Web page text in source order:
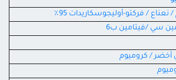
نعناع / فركتو-أوليجوسكاريدات 95٪
سي /فيتامين ب6
أخضر / كروميوم